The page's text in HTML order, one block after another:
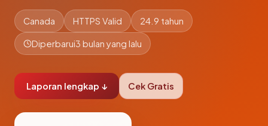
Canada HTTPS Valid 24.9 tahun
Diperbarui3 bulan yang lalu
Laporan lengkap ↓ Cek Gratis